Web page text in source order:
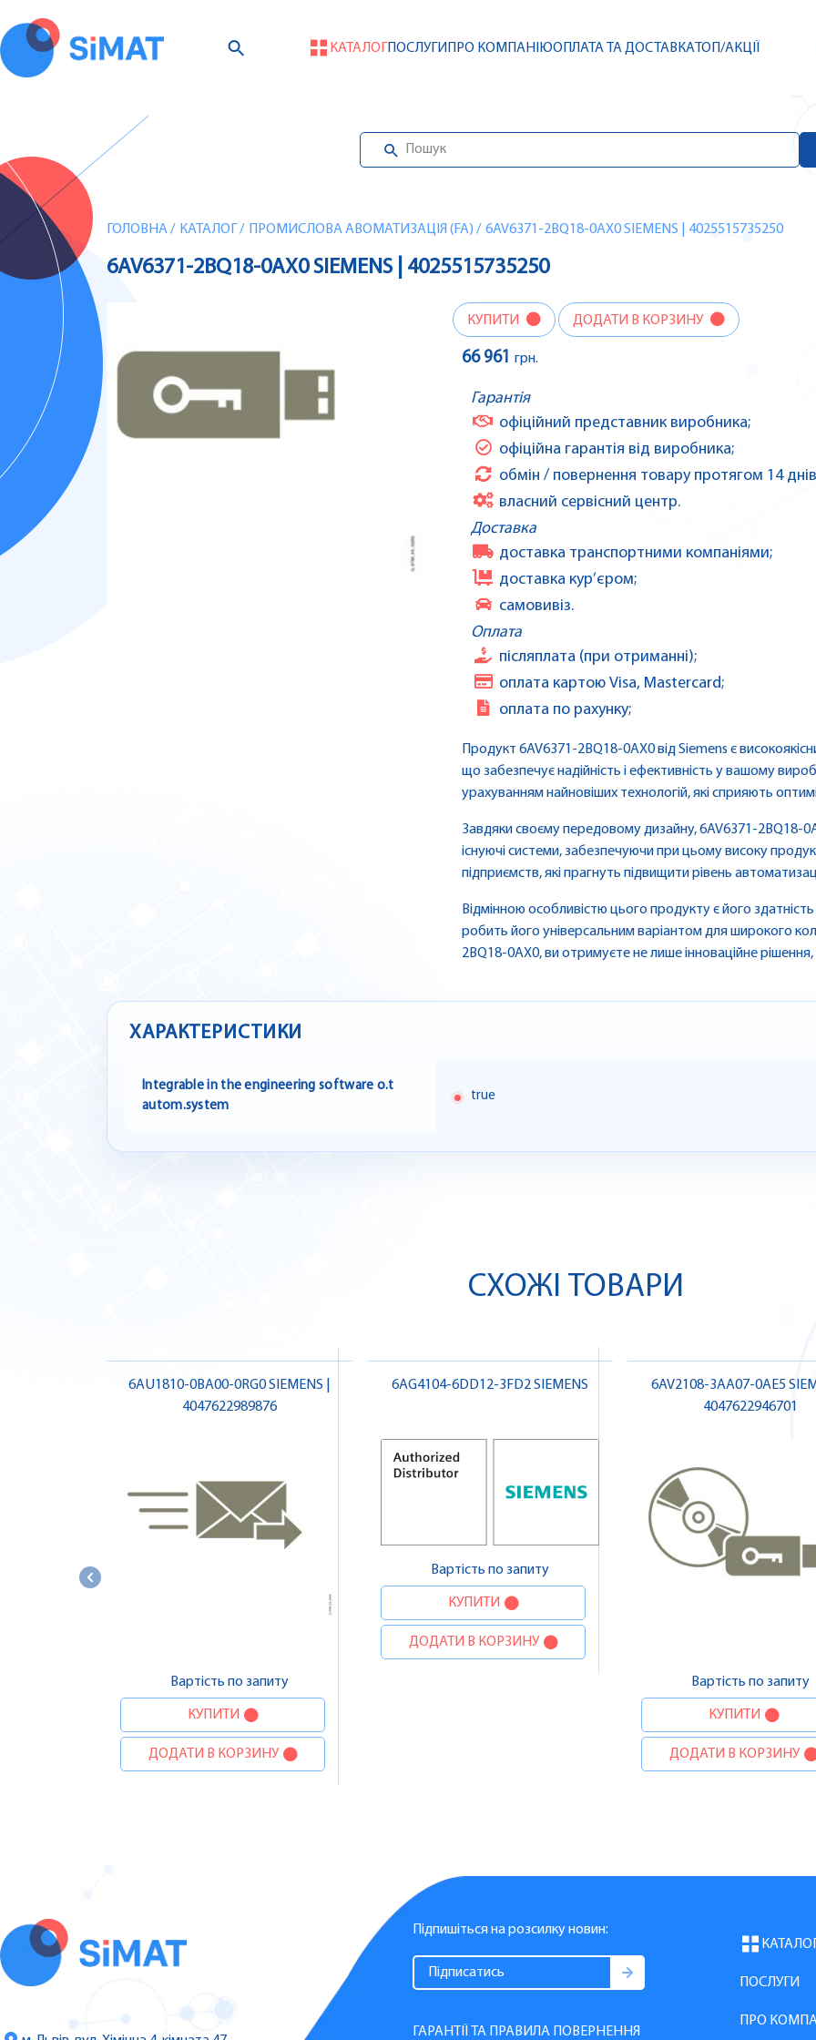
КАТАЛОГПОСЛУГИ ПРО КОМПАНІЮОПЛАТА ТА ДОСТАВКАТОП/АКЦІЇ
ГОЛОВНА/ КАТАЛОГ / ПРОМИСЛОВА АВОМАТИЗАЦІЯ (FA) / 6AV6371-2BQ18-0AX0 SIEMENS | 4025515735250
6AV6371-2BQ18-0AX0 SIEMENS | 4025515735250
КУПИТИ ДОДАТИ В КОРЗИНУ
66 961 грн.
Гарантія
офіційний представник виробника;
офіційна гарантія від виробника;
обмін / повернення товару протягом 14
власний сервісний центр.
Доставка
доставка транспортними компаніями;
доставка кур’єром;
самовивіз.
Оплата
післяплата (при отриманні);
оплата картою Visa, Mastercard;
оплата по рахунку;
Продукт 6AV6371-2BQ18-0AX0 від Siemens є
що забезпечує надійність і ефективність у вашому
урахуванням найновіших технологій, які сприяють
Завдяки своєму передовому дизайну, 6AV6371-2BQ18-
існуючі системи, забезпечуючи при цьому високу
підприємств, які прагнуть підвищити рівень
Відмінною особливістю цього продукту є його
робить його універсальним варіантом для широкого
2BQ18-0AX0, ви отримуєте не лише інноваційне
ХАРАКТЕРИСТИКИ
Integrable in the engineering software o.t
autom.system
true
СХОЖІ ТОВАРИ
6AU1810-0BA00-0RG0 SIEMENS |
4047622989876
Вартість по запиту
КУПИТИ
ДОДАТИ В КОРЗИНУ
6AG4104-6DD12-3FD2 SIEMENS
Вартість по запиту
КУПИТИ
ДОДАТИ В КОРЗИНУ
6AV2108-3AA07-0AE5
4047622946701
Вартість по запиту
КУПИТИ
ДОДАТИ В КОРЗИНУ
Підпишіться на розсилку новин:
ГАРАНТІЇ ТА ПРАВИЛА ПОВЕРНЕННЯ
КАТАЛОГ
ПОСЛУГИ
ПРО